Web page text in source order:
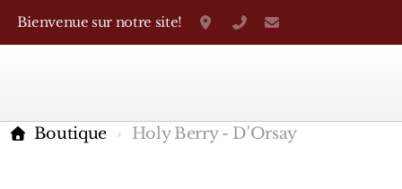
Bienvenue sur notre site! Grand-Rue 38, Genève
+41 22 310 38 75
Boutique Holy Berry - D'Orsay